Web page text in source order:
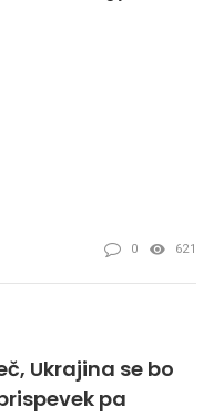
0 621
Ukrajina se bo
pa